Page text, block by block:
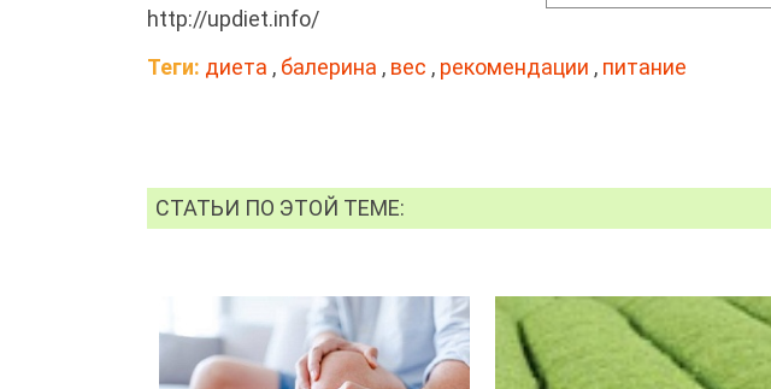
http://updiet.info/
Теги: диета , балерина , вес , рекомендации , питание
СТАТЬИ ПО ЭТОЙ ТЕМЕ: